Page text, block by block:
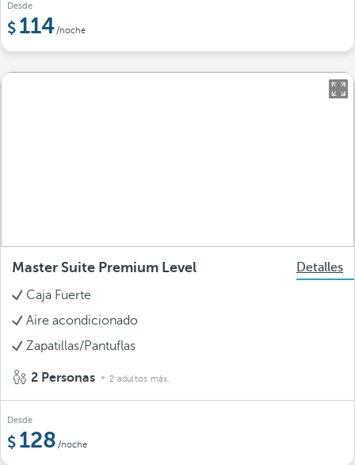
Desde
114/noche
Master Suite Premium Level
Detalles
Caja Fuerte
Aire acondicionado
Zapatillas/Pantuflas
2 Personas 2 adultos máx.
Desde
128 /noche